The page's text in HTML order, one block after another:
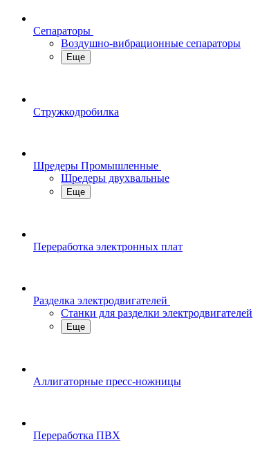
Сепараторы
Воздушно-вибрационные сепараторы
Еще
Стружкодробилка
Шредеры Промышленные
Шредеры двухвальные
Еще
Переработка электронных плат
Разделка электродвигателей
Станки для разделки электродвигателей
Еще
Аллигаторные пресс-ножницы
Переработка ПВХ